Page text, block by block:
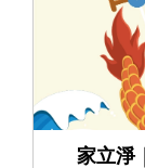
家立淨